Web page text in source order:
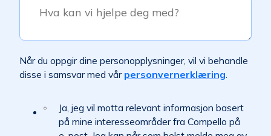
Når du oppgir dine personopplysninger, vil vi behandle
disse i samsvar med vår personvernerklæring.
Ja, jeg vil motta relevant informasjon basert
på mine interesseområder fra Compello på